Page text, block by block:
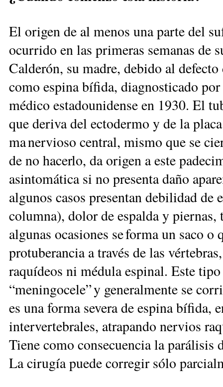
El origen de al menos una parte del
ocurrido en las ­primeras semanas de
Calderón, su madre, debido al
como espina bífida, diagnosticado
médico esta­do­unidense en 1930. El
que deriva del ectodermo y de la
ma nervioso central, mismo que se
de no hacerlo, da origen a este
asintomática si no presenta daño
algunos casos presentan debilidad
columna), dolor de espalda y
algunas ocasiones se forma un saco
protuberancia a través de las
raquídeos ni médula espinal. Este
“meningocele” y generalmente se
es una forma severa de espina bífida,
intervertebrales, atrapando nervios
Tiene como consecuencia la
La cirugía puede corregir sólo